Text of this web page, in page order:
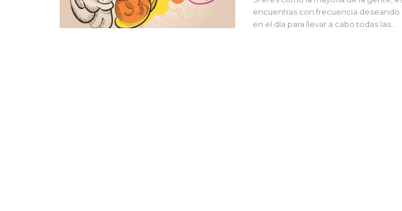
encuentras con frecuencia deseando
en el día para llevar a cabo todas las…